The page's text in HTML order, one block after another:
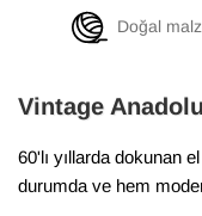
Doğal
Vintage
60'lı yıllarda dokunan
durumda ve hem